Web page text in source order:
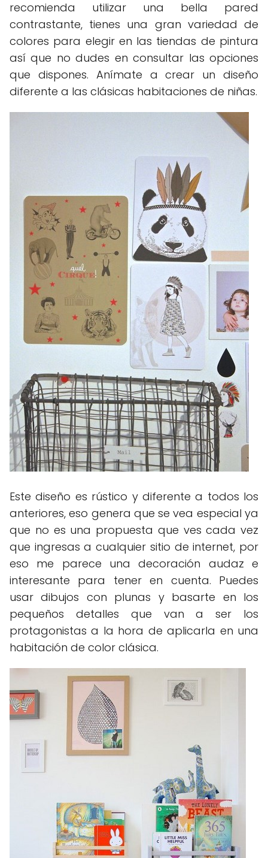
recomienda utilizar una bella pared
contrastante, tienes una gran variedad de
colores para elegir en las tiendas de pintura
así que no dudes en consultar las opciones
que dispones. Anímate a crear un diseño
diferente a las clásicas habitaciones de niñas.
Este diseño es rústico y diferente a todos los
anteriores, eso genera que se vea especial ya
que no es una propuesta que ves cada vez
que ingresas a cualquier sitio de internet, por
eso me parece una decoración audaz e
interesante para tener en cuenta. Puedes
usar dibujos con plunas y basarte en los
pequeños detalles que van a ser los
protagonistas a la hora de aplicarla en una
habitación de color clásica.